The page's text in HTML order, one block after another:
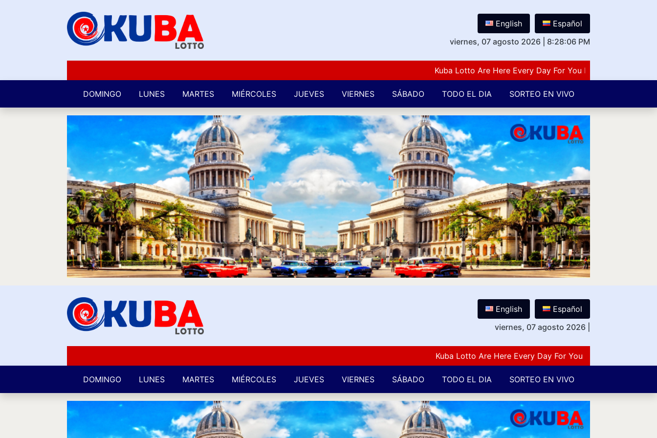
English
Español
viernes, 07 agosto 2026
8:28:07 PM
Kuba Lotto Are Here Every Day For You Lovers Of Number
DOMINGO LUNES MARTES MIÉRCOLES JUEVES VIERNES SÁBADO TODO EL DIA SORTEO EN VIVO
English
Español
viernes, 07 agosto 2026
Kuba Lotto Are Here Every Day For You Lovers Of Number
DOMINGO LUNES MARTES MIÉRCOLES JUEVES VIERNES SÁBADO TODO EL DIA SORTEO EN VIVO